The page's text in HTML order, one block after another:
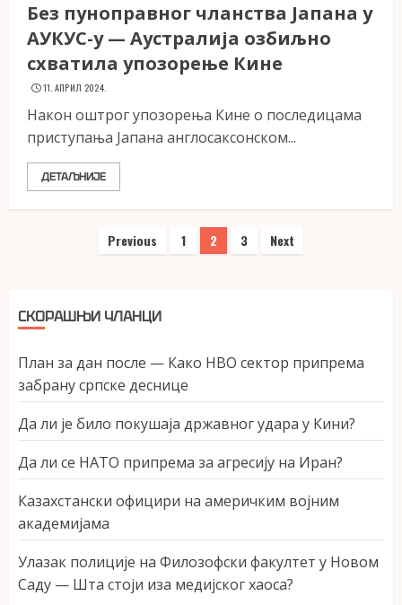
Без пуноправног чланства Јапана у
АУКУС-у — Аустралија озбиљно
схватила упозорење Кине
11. АПРИЛ 2024.
Након оштрог упозорења Кине о последицама
приступања Јапана англосаксонском...
ДЕТАЉНИЈЕ
Пагинација
Previous 1 2 3 Next
СКОРАШЊИ ЧЛАНЦИ
План за дан после — Како НВО сектор припрема
забрану српске деснице
Да ли је било покушаја државног удара у Кини?
Да ли се НАТО припрема за агресију на Иран?
Казахстански официри на америчким војним
академијама
Улазак полиције на Филозофски факултет у Новом
Саду — Шта стоји иза медијског хаоса?